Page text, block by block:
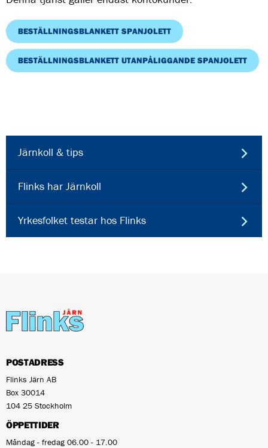
BESTÄLLNINGSBLANKETT SPANJOLETT
BESTÄLLNINGSBLANKETT UTANPÅLIGGANDE SPANJOLETT
Järnkoll & tips
Flinks har Järnkoll
Yrkesfolket testar hos Flinks
POSTADRESS
Flinks Järn AB
Box 30014
104 25 Stockholm
ÖPPETTIDER
Måndag - fredag 06.00 - 17.00